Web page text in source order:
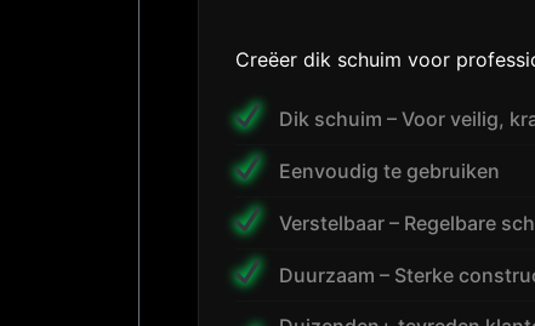
Creëer dik schuim voor
Dik schuim – Voor veilig,
Eenvoudig te gebruiken
Verstelbaar – Regelbare
Duurzaam – Sterke